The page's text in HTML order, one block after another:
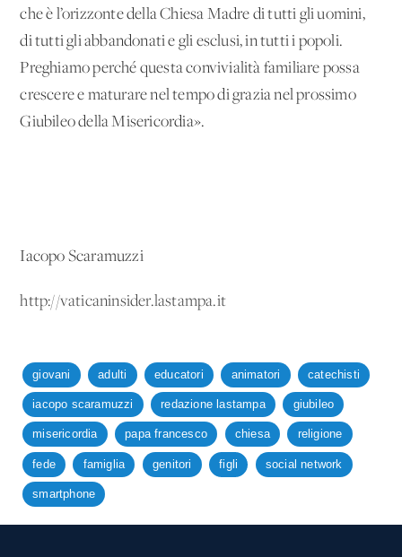
che è l’orizzonte della Chiesa Madre di tutti gli uomini,
di tutti gli abbandonati e gli esclusi, in tutti i popoli.
Preghiamo perché questa convivialità familiare possa
crescere e maturare nel tempo di grazia nel prossimo
Giubileo della Misericordia».
Iacopo Scaramuzzi
http://vaticaninsider.lastampa.it
giovani adulti educatori animatori catechisti
iacopo scaramuzzi redazione lastampa giubileo
misericordia papa francesco chiesa religione
fede famiglia genitori figli social network
smartphone